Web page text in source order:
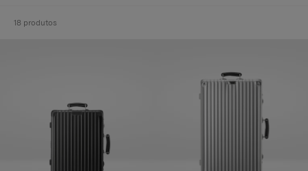
18 produtos